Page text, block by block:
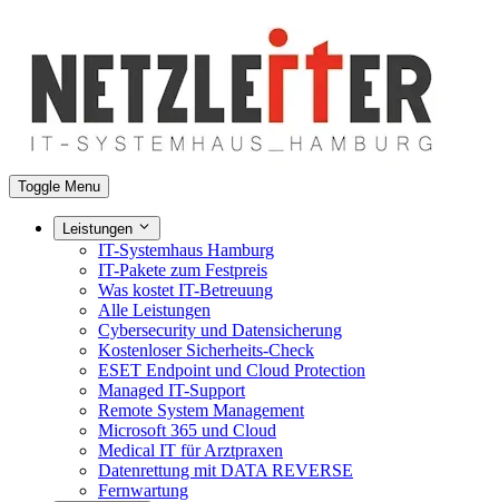
Toggle Menu
Leistungen
IT-Systemhaus Hamburg
IT-Pakete zum Festpreis
Was kostet IT-Betreuung
Alle Leistungen
Cybersecurity und Datensicherung
Kostenloser Sicherheits-Check
ESET Endpoint und Cloud Protection
Managed IT-Support
Remote System Management
Microsoft 365 und Cloud
Medical IT für Arztpraxen
Datenrettung mit DATA REVERSE
Fernwartung